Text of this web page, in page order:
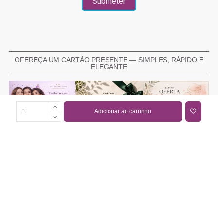
Adicionar ao carrinho
OFEREÇA UM CARTÃO PRESENTE — SIMPLES, RÁPIDO E
ELEGANTE